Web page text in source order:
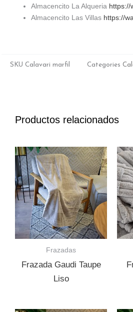
Almacencito La Alqueria https://
Almacencito Las Villas https://
SKU Calavari marfil Categories
Productos relacionados
Frazadas
Frazada Gaudi Taupe
Liso